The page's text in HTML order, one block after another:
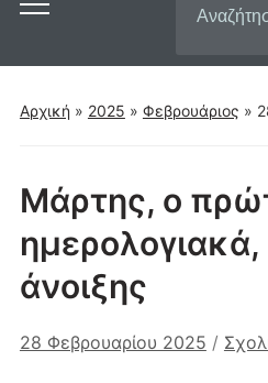
Εναλλαγή
μενού
για
για:
Αρχική » 2025 » Φεβρουάριος »
Μάρτης, ο
άνοιξης
28 Φεβρουαρίου 2025 /